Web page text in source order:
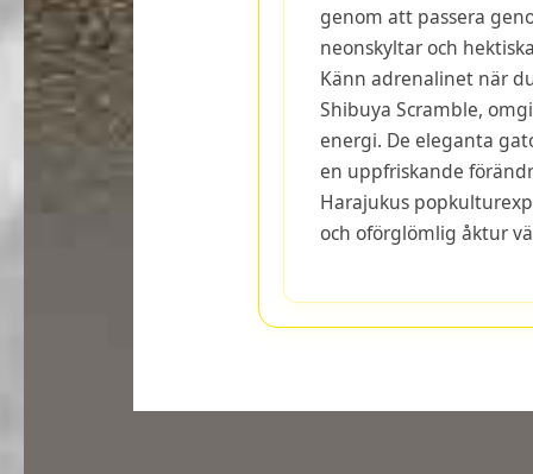
genom att passera
neonskyltar och
Känn adrenalinet när
Shibuya Scramble,
energi. De eleganta
en uppfriskande
Harajukus
och oförglömlig åktur